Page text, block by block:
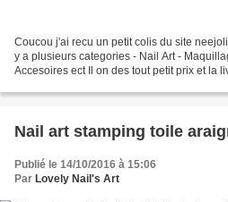
Coucou j'ai recu un petit colis du site
y a plusieurs categories - Nail Art -
Accesoires ect Il on des tout petit prix et la
Nail art stamping toile
Publié le 14/10/2016 à 15:06
Par Lovely Nail's Art